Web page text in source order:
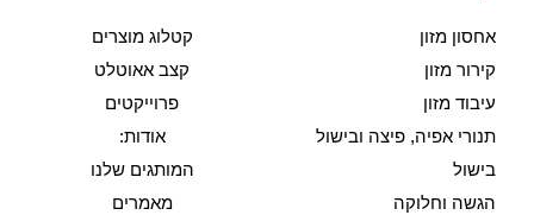
אחסון מזון
קירור מזון
עיבוד מזון
תנורי אפיה, פיצה ובישול
בישול
הגשה וחלוקה
קטלוג מוצרים
קצב אאוטלט
פרוייקטים
אודות:
המותגים שלנו
מאמרים